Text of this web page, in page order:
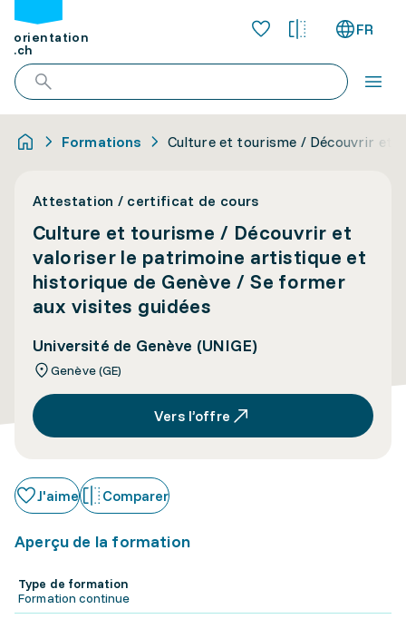
orientation
.ch
FR
Formations Culture et tourisme / Découvrir et
Attestation / certificat de cours
Culture et tourisme / Découvrir et
valoriser le patrimoine artistique et
historique de Genève / Se former
aux visites guidées
Université de Genève (UNIGE)
Genève (GE)
Vers l’offre
J'aime Comparer
Aperçu de la formation
Type de formation
Formation continue